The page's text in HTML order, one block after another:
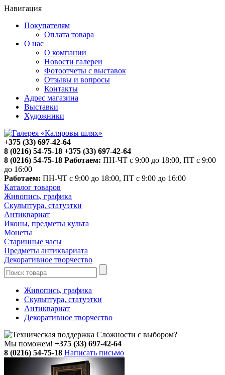
Навигация
Покупателям
Оплата товара
О нас
О компании
Новости галереи
Фотоотчеты с выставок
Отзывы и вопросы
Контакты
Адрес магазина
Выставки
Художники
+375 (33) 697-42-64
8 (0216) 54-75-18 +375 (33) 697-42-64
8 (0216) 54-75-18 Работаем: ПН-ЧТ с 9:00 до 18:00, ПТ с 9:00
до 16:00
Работаем: ПН-ЧТ с 9:00 до 18:00, ПТ с 9:00 до 16:00
Каталог товаров
Живопись, графика
Скульптура, статуэтки
Антиквариат
Иконы, предметы культа
Монеты
Старинные часы
Предметы антиквариата
Декоративное творчество
Живопись, графика
Скульптура, статуэтки
Антиквариат
Декоративное творчество
Сложности с выбором?
Мы поможем! +375 (33) 697-42-64
8 (0216) 54-75-18 Написать письмо